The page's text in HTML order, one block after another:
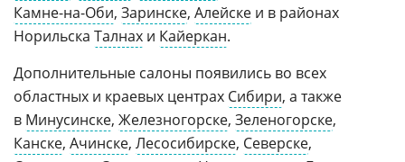
Камне-на-Оби, Заринске, Алейске и в районах
Норильска Талнах и Кайеркан.
Дополнительные салоны появились во всех
областных и краевых центрах Сибири, а также
в Минусинске, Железногорске, Зеленогорске,
Канске, Ачинске, Лесосибирске, Северске,